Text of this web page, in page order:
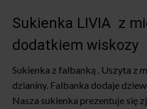
Sukienka LIVIA z
dodatkiem wiskozy
Sukienka z falbanką . Uszyta z
dzianiny. Falbanka dodaje
Nasza sukienka prezentuje się